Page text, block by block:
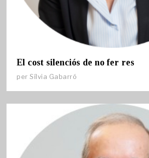
El cost silenciós de no fer res
perSílvia Gabarró